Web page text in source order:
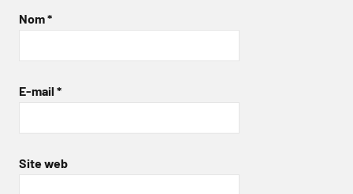
Nom*
E-mail *
Site web